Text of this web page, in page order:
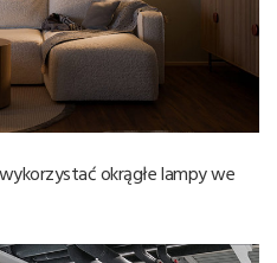
okrągłe lampy we